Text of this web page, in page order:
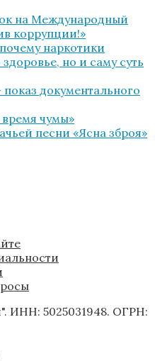
на Международный
коррупции!»
наркотики
но и саму суть
документального
чумы»
песни «Ясна зброя»
ИНН: 5025031948. ОГРН: